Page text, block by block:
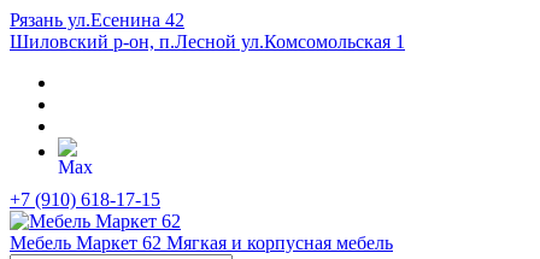
Рязань ул.Есенина 42
Шиловский р-он, п.Лесной ул.Комсомольская 1
+7 (910) 618-17-15
Мебель Маркет 62 Мягкая и корпусная мебель